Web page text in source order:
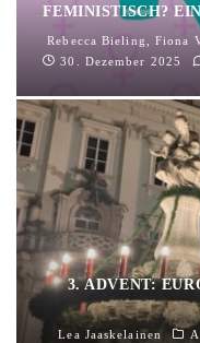
FEMINISTISCH?
Rebecca Bieling Fiona
30. Dezember 2025
3. ADVENT:
Lea Jaaskelainen